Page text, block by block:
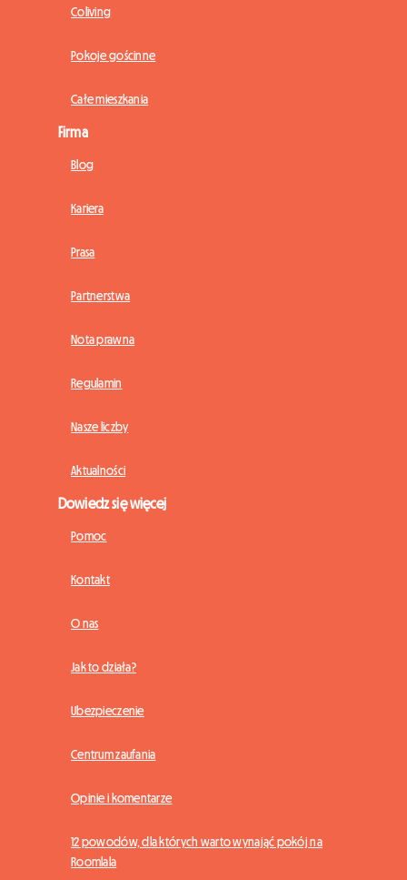
Coliving
Pokoje gościnne
Całe mieszkania
Firma
Blog
Kariera
Prasa
Partnerstwa
Nota prawna
Regulamin
Nasze liczby
Aktualności
Dowiedz się więcej
Pomoc
Kontakt
O nas
Jak to działa?
Ubezpieczenie
Centrum zaufania
Opinie i komentarze
12 powodów, dla których warto wynająć pokój na
Roomlala